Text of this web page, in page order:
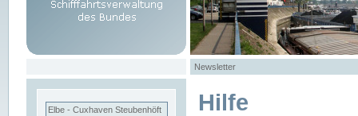
Newsletter
Elbe - Cuxhaven Steubenhöft Hilfe